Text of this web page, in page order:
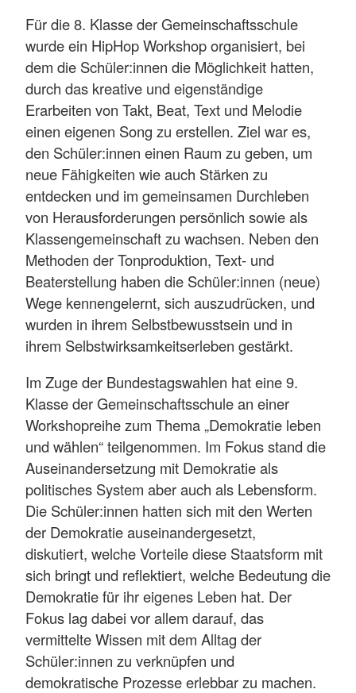
Für die 8. Klasse der Gemeinschaftsschule
wurde ein HipHop Workshop organisiert, bei
dem die Schüler:innen die Möglichkeit hatten,
durch das kreative und eigenständige
Erarbeiten von Takt, Beat, Text und Melodie
einen eigenen Song zu erstellen. Ziel war es,
den Schüler:innen einen Raum zu geben, um
neue Fähigkeiten wie auch Stärken zu
entdecken und im gemeinsamen Durchleben
von Herausforderungen persönlich sowie als
Klassengemeinschaft zu wachsen. Neben den
Methoden der Tonproduktion, Text- und
Beaterstellung haben die Schüler:innen (neue)
Wege kennengelernt, sich auszudrücken, und
wurden in ihrem Selbstbewusstsein und in
ihrem Selbstwirksamkeitserleben gestärkt.
Im Zuge der Bundestagswahlen hat eine 9.
Klasse der Gemeinschaftsschule an einer
Workshopreihe zum Thema „Demokratie leben
und wählen“ teilgenommen. Im Fokus stand die
Auseinandersetzung mit Demokratie als
politisches System aber auch als Lebensform.
Die Schüler:innen hatten sich mit den Werten
der Demokratie auseinandergesetzt,
diskutiert, welche Vorteile diese Staatsform mit
sich bringt und reflektiert, welche Bedeutung die
Demokratie für ihr eigenes Leben hat. Der
Fokus lag dabei vor allem darauf, das
vermittelte Wissen mit dem Alltag der
Schüler:innen zu verknüpfen und
demokratische Prozesse erlebbar zu machen.